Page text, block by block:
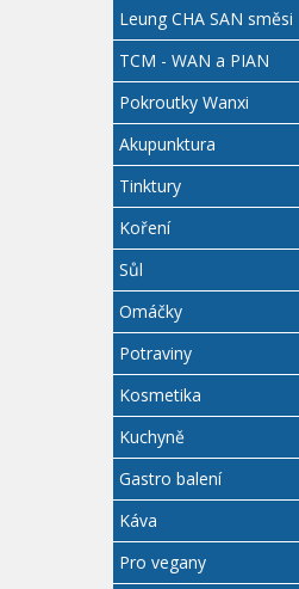
Leung CHA SAN směsi
TCM - WAN a PIAN
Pokroutky Wanxi
Akupunktura
Tinktury
Koření
Sůl
Omáčky
Potraviny
Kosmetika
Kuchyně
Gastro balení
Káva
Pro vegany